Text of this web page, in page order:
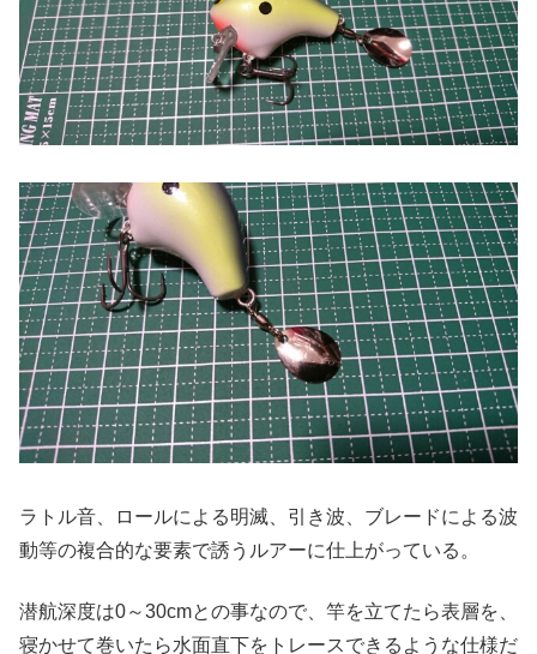
ラトル音、ロールによる明滅、引き波、ブレードによる波
動等の複合的な要素で誘うルアーに仕上がっている。
潜航深度は0～30cmとの事なので、竿を立てたら表層を、
寝かせて巻いたら水面直下をトレースできるような仕様だ